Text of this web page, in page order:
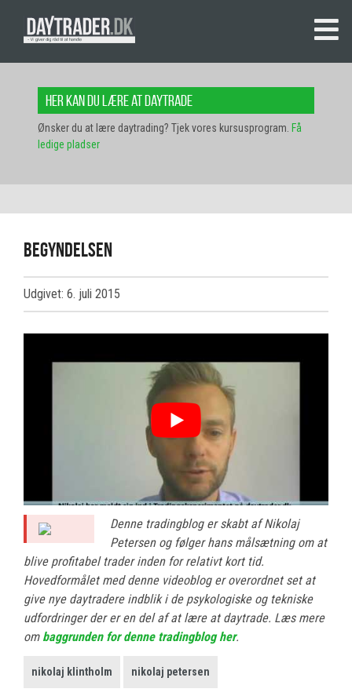
Her kan du lære at daytrade
Ønsker du at lære daytrading? Tjek vores kursusprogram. Få
ledige pladser
Begyndelsen
Udgivet: 6. juli 2015
Denne tradingblog er skabt af Nikolaj
Petersen og følger hans målsætning om at
blive profitabel trader inden for relativt kort tid.
Hovedformålet med denne videoblog er overordnet set at
give nye daytradere indblik i de psykologiske og tekniske
udfordringer der er en del af at lære at daytrade. Læs mere
om baggrunden for denne tradingblog her.
nikolaj klintholm nikolaj petersen